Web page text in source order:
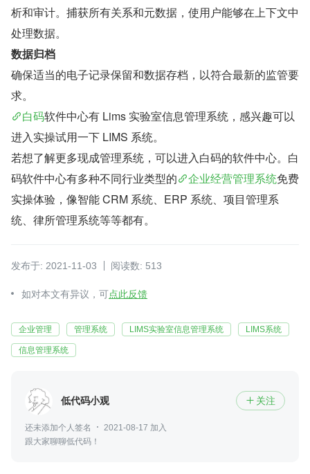
析和审计。捕获所有关系和元数据，使用户能够在上下文中
处理数据。
数据归档
确保适当的电子记录保留和数据存档，以符合最新的监管要
求。
白码软件中心有 Lims 实验室信息管理系统，感兴趣可以
进入实操试用一下 LIMS 系统。
若想了解更多现成管理系统，可以进入白码的软件中心。白
码软件中心有多种不同行业类型的
企业经营管理系统免费
实操体验，像智能 CRM 系统、ERP 系统、项目管理系
统、律所管理系统等等都有。
发布于: 2021-11-03 阅读数: 513
如对本文有异议，可点此反馈
企业管理 管理系统 LIMS实验室信息管理系统 LIMS系统
信息管理系统
低代码小观  关注
还未添加个人签名
2021-08-17 加入
跟大家聊聊低代码！